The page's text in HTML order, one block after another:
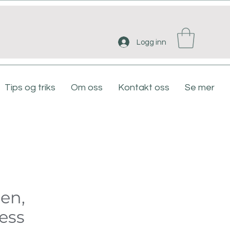
Logg inn
Tips og triks Om oss Kontakt oss Se mer